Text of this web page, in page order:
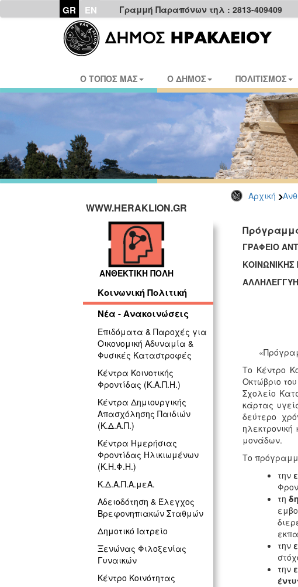
GR EN Γραμμή Παραπόνων τηλ : 2813-409409
Ο ΤΟΠΟΣ ΜΑΣ Ο ΔΗΜΟΣ ΠΟΛΙΤΙΣΜΟΣ
Αρχική
WWW.HERAKLION.GR
ΑΝΘΕΚΤΙΚΗ ΠΟΛΗ
Κοινωνική Πολιτική
Νέα - Ανακοινώσεις
Επιδόματα & Παροχές για
Οικονομική Αδυναμία &
Φυσικές Καταστροφές
Κέντρα Κοινοτικής
Φροντίδας (Κ.Α.Π.Η.)
Κέντρα Δημιουργικής
Απασχόλησης Παιδιών
(Κ.Δ.Α.Π.)
Κέντρα Ημερήσιας
Φροντίδας Ηλικιωμένων
(Κ.Η.Φ.Η.)
Κ.Δ.Α.Π.Α.μεΑ.
Αδειοδότηση & Έλεγχος
Βρεφονηπιακών Σταθμών
Δημοτικό Ιατρείο
Ξενώνας Φιλοξενίας
Γυναικών
Κέντρο Κοινότητας
ΓΡΑΦΕΙΟ
ΚΟΙΝΩΝΙΚΗΣ
Το Κέντρο
Οκτώβριο
Σχολείο
κάρτας
δεύτερο
μονάδων.
Το
την
τη
την
την